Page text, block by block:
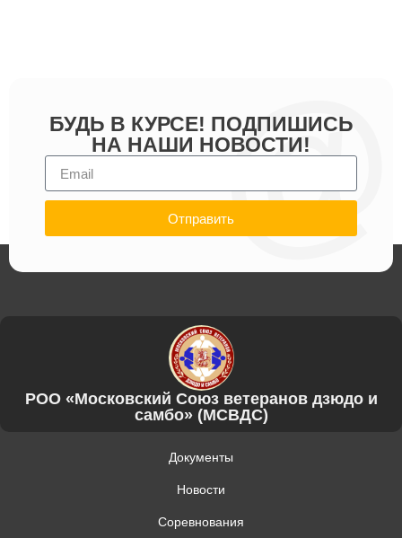
БУДЬ В КУРСЕ! ПОДПИШИСЬ
НА НАШИ НОВОСТИ!
Отправить
РОО «Московский Союз ветеранов дзюдо и
самбо» (МСВДС)
Документы
Новости
Соревнования